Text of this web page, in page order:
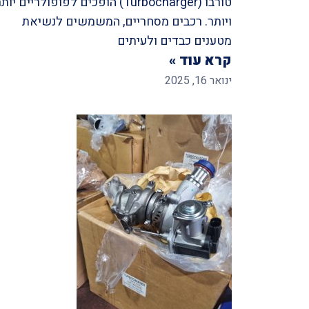
ויותר. רכבים מסחריים, המשמשים לנשיאת
מטענים כבדים ולעיתים
קרא עוד »
ינואר 16, 2025